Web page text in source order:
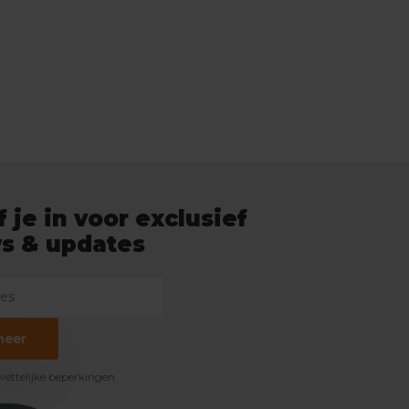
je in voor exclusief
& updates
beperkingen